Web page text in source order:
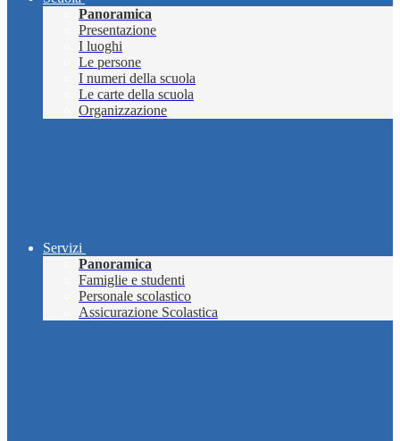
Panoramica
Presentazione
I luoghi
Le persone
I numeri della scuola
Le carte della scuola
Organizzazione
Servizi
Panoramica
Famiglie e studenti
Personale scolastico
Assicurazione Scolastica